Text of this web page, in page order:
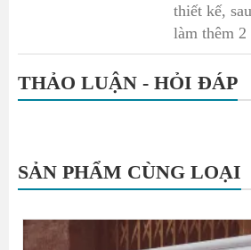
thiết kế,
làm thêm 2
THẢO LUẬN - HỎI ĐÁP
SẢN PHẨM CÙNG LOẠI